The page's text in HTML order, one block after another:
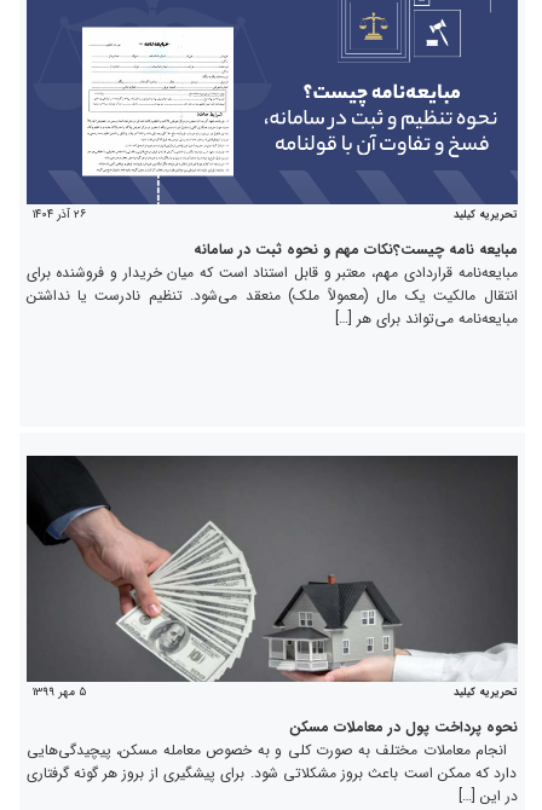
تحریریه کیلید ۲۶ آذر ۱۴۰۴
مبایعه نامه چیست؟نکات مهم و نحوه ثبت در سامانه
مبایعه‌نامه قراردادی مهم، معتبر و قابل استناد است که میان خریدار و فروشنده برای
انتقال مالکیت یک مال (معمولاً ملک) منعقد می‌شود. تنظیم نادرست یا نداشتن
مبایعه‌نامه می‌تواند برای هر […]
تحریریه کیلید ۵ مهر ۱۳۹۹
نحوه پرداخت پول در معاملات مسکن
انجام معاملات مختلف به صورت کلی و به خصوص معامله مسکن، پیچیدگی‌هایی
دارد که ممکن است باعث بروز مشکلاتی شود. برای پیشگیری از بروز هر گونه گرفتاری
در این […]